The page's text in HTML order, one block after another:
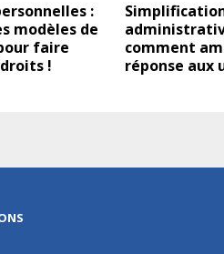
:
modèles de
faire
!
comment
réponse aux